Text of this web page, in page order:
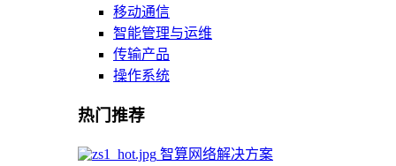
移动通信
智能管理与运维
传输产品
操作系统
热门推荐
智算网络解决方案